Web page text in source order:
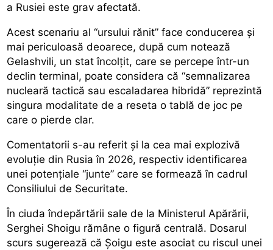
a Rusiei este grav afectată.
Acest scenariu al “ursului rănit” face conducerea și
mai periculoasă deoarece, după cum notează
Gelashvili, un stat încolțit, care se percepe într-un
declin terminal, poate considera că “semnalizarea
nucleară tactică sau escaladarea hibridă” reprezintă
singura modalitate de a reseta o tablă de joc pe
care o pierde clar.
Comentatorii s-au referit și la cea mai explozivă
evoluție din Rusia în 2026, respectiv identificarea
unei potențiale “junte” care se formează în cadrul
Consiliului de Securitate.
În ciuda îndepărtării sale de la Ministerul Apărării,
Serghei Shoigu rămâne o figură centrală. Dosarul
scurs sugerează că Șoigu este asociat cu riscul unei